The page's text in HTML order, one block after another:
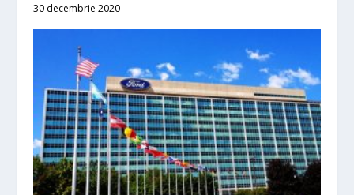
30 decembrie 2020